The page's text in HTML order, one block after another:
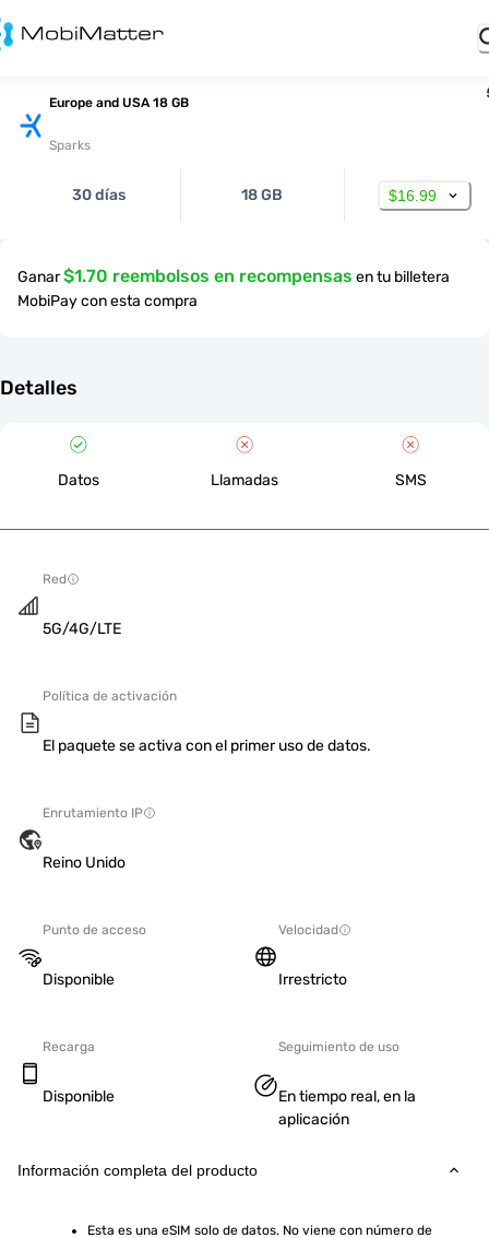
Europe and USA 18 GB
Sparks
30 días 18 GB $16.99
Ganar$1.70 reembolsos en recompensas en tu billetera
MobiPay con esta compra
Detalles
Datos Llamadas SMS
Red
5G/4G/LTE
Política de activación
El paquete se activa con el primer uso de datos.
Enrutamiento IP
Reino Unido
Punto de acceso
Disponible
Velocidad
Irrestricto
Recarga
Disponible
Seguimiento de uso
En tiempo real, en la
aplicación
Información completa del producto
Esta es una eSIM solo de datos. No viene con número de